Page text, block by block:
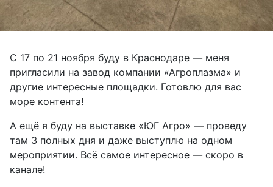
С 17 по 21 ноября буду в Краснодаре — меня
пригласили на завод компании «Агроплазма» и
другие интересные площадки. Готовлю для вас
море контента!
А ещё я буду на выставке «ЮГ Агро» — проведу
там 3 полных дня и даже выступлю на одном
мероприятии. Всё самое интересное — скоро в
канале!